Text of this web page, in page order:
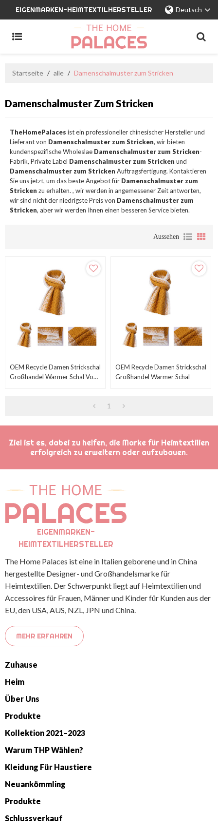
EIGENMARKEN-HEIMTEXTILHERSTELLER Deutsch
Startseite / alle / Damenschalmuster zum Stricken
Damenschalmuster Zum Stricken
TheHomePalaces ist ein professioneller chinesischer Hersteller und
Lieferant von Damenschalmuster zum Stricken, wir bieten
kundenspezifische Wholeslae Damenschalmuster zum Stricken-
Fabrik, Private Label Damenschalmuster zum Stricken und
Damenschalmuster zum Stricken Auftragsfertigung. Kontaktieren
Sie uns jetzt, um das beste Angebot für Damenschalmuster zum
Stricken zu erhalten. , wir werden in angemessener Zeit antworten,
wir sind nicht der niedrigste Preis von Damenschalmuster zum
Stricken, aber wir werden Ihnen einen besseren Service bieten.
Aussehen
OEM Recycle Damen Strickschal
Großhandel Warmer Schal Vom
OEM Recycle Damen Strickschal
Großhandel Warmer Schal
1
Ziel ist es, dabei zu helfen, die Marke für Heimtextilien
erfolgreich zu erweitern oder aufzubauen.
EIGENMARKEN-
HEIMTEXTILHERSTELLER
The Home Palaces ist eine in Italien geborene und in China
hergestellte Designer- und Großhandelsmarke für
Heimtextilien. Der Schwerpunkt liegt auf Heimtextilien und
Accessoires für Frauen, Männer und Kinder für Kunden aus der
EU, den USA, AUS, NZL, JPN und China.
MEHR ERFAHREN
Zuhause
Heim
Über Uns
Produkte
Kollektion 2021–2023
Warum THP Wählen?
Kleidung Für Haustiere
Neuankömmling
Produkte
Schlussverkauf